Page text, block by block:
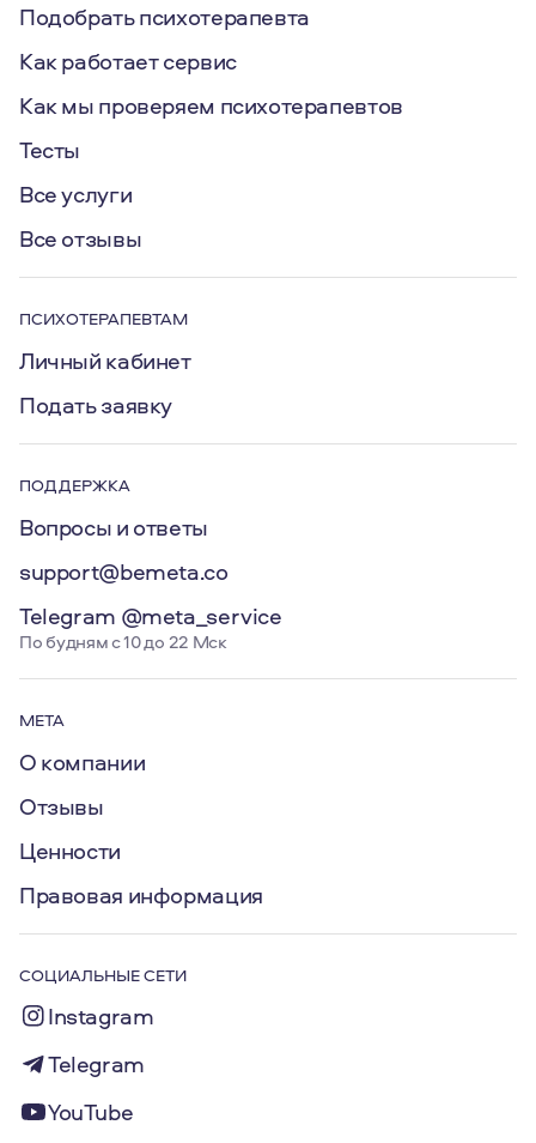
Подобрать психотерапевта
Как работает сервис
Как мы проверяем психотерапевтов
Тесты
Все услуги
Все отзывы
ПСИХОТЕРАПЕВТАМ
Личный кабинет
Подать заявку
ПОДДЕРЖКА
Вопросы и ответы
support@bemeta.co
Telegram @meta_service
По будням с 10 до 22 Мск
МЕТА
О компании
Отзывы
Ценности
Правовая информация
СОЦИАЛЬНЫЕ СЕТИ
Instagram
Telegram
YouTube